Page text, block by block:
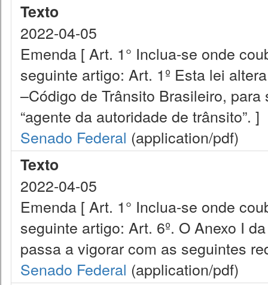
Texto
2022-04-05
Emenda [ Art. 1° Inclua-se onde
seguinte artigo: Art. 1º Esta lei
–Código de Trânsito Brasileiro, para
“agente da autoridade de trânsito”. ]
Senado Federal (application/pdf)
Texto
2022-04-05
Emenda [ Art. 1° Inclua-se onde
seguinte artigo: Art. 6º. O Anexo I
passa a vigorar com as seguintes
Senado Federal (application/pdf)